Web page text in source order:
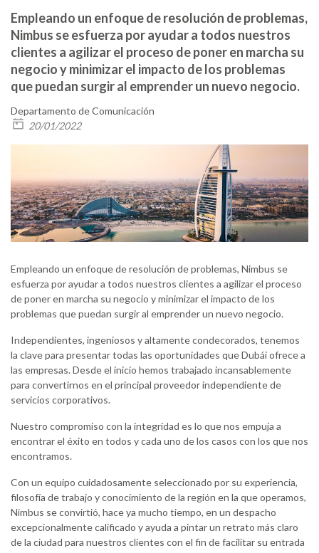
​Empleando un enfoque de resolución de problemas,
Nimbus se esfuerza por ayudar a todos nuestros
clientes a agilizar el proceso de poner en marcha su
negocio y minimizar el impacto de los problemas
que puedan surgir al emprender un nuevo negocio.
Departamento de Comunicación
20/01/2022
Empleando un enfoque de resolución de problemas, Nimbus se
esfuerza por ayudar a todos nuestros clientes a agilizar el proceso
de poner en marcha su negocio y minimizar el impacto de los
problemas que puedan surgir al emprender un nuevo negocio.
Independientes, ingeniosos y altamente condecorados, tenemos
la clave para presentar todas las oportunidades que Dubái ofrece a
las empresas. Desde el inicio hemos trabajado incansablemente
para convertirnos en el principal proveedor independiente de
servicios corporativos.
Nuestro compromiso con la integridad es lo que nos empuja a
encontrar el éxito en todos y cada uno de los casos con los que nos
encontramos.
Con un equipo cuidadosamente seleccionado por su experiencia,
filosofía de trabajo y conocimiento de la región en la que operamos,
Nimbus se convirtió, hace ya mucho tiempo, en un despacho
excepcionalmente calificado y ayuda a pintar un retrato más claro
de la ciudad para nuestros clientes con el fin de facilitar su entrada